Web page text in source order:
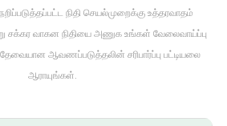
நிதி செயல்முறைக்கு உத்தரவாதம்
சக்கர வாகன நிதியை அணுக உங்கள் வேலைவாய்ப்பு
ஆவணப்படுத்தலின் சரிபார்ப்பு பட்டியலை
ஆராயுங்கள்.